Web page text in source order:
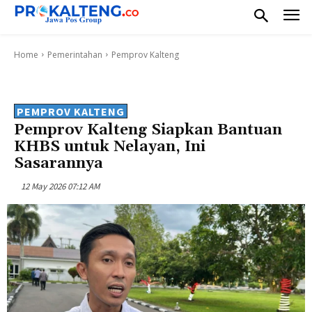
Home Pemerintahan Pemprov Kalteng
PEMPROV KALTENG
Pemprov Kalteng Siapkan Bantuan
KHBS untuk Nelayan, Ini
Sasarannya
12 May 2026 07:12 AM